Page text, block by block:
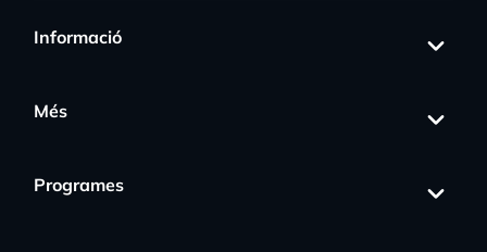
Informació
Més
Programes